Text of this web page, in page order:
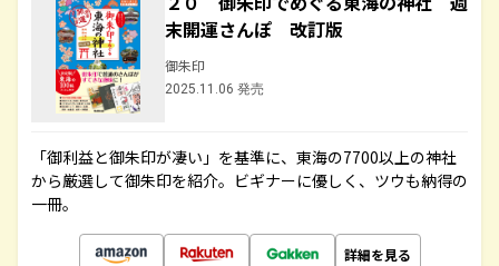
末開運さんぽ 改訂版
御朱印
2025.11.06 発売
「御利益と御朱印が凄い」を基準に、東海の7700以上の神社
から厳選して御朱印を紹介。ビギナーに優しく、ツウも納得の
一冊。
詳細を見る